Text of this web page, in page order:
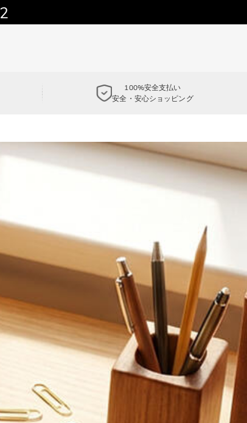
100%安全支払い
安全・安心ショッピング